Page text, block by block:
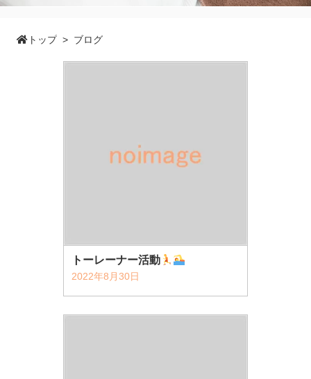
トップ > ブログ
トーレーナー活動
2022年8月30日